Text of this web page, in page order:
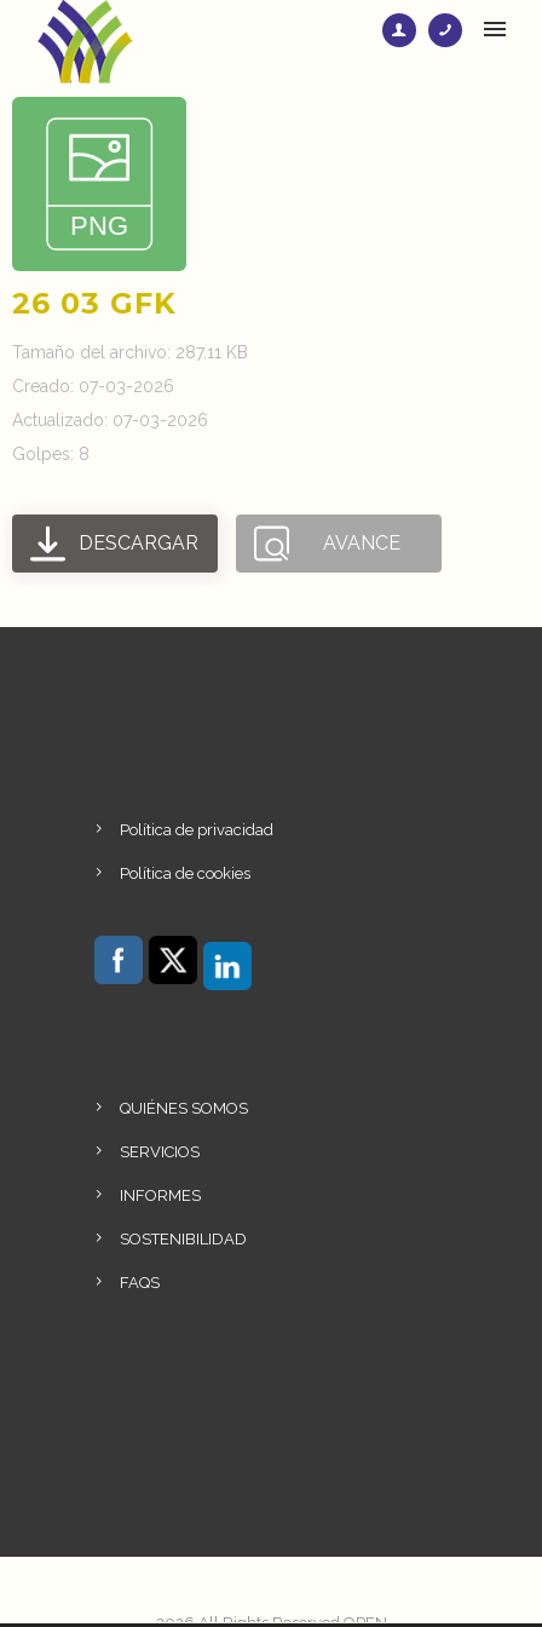
26 03 GFK
Tamaño del archivo: 287.11 KB
Creado: 07-03-2026
Actualizado: 07-03-2026
Golpes: 8
DESCARGAR AVANCE
Política de privacidad
Política de cookies
QUIÉNES SOMOS
SERVICIOS
INFORMES
SOSTENIBILIDAD
FAQS
2026 All Rights Reserved OPEN